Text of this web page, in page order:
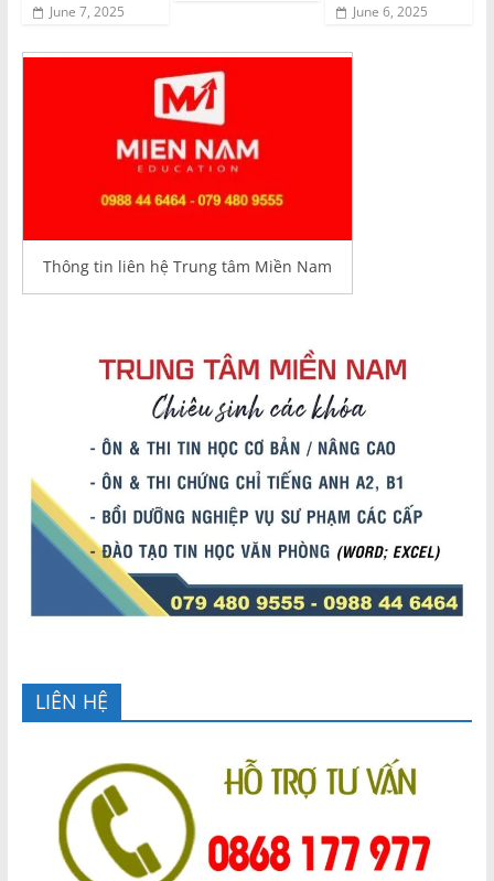
June 7, 2025 June 6, 2025
Thông tin liên hệ Trung tâm Miền Nam
LIÊN HỆ